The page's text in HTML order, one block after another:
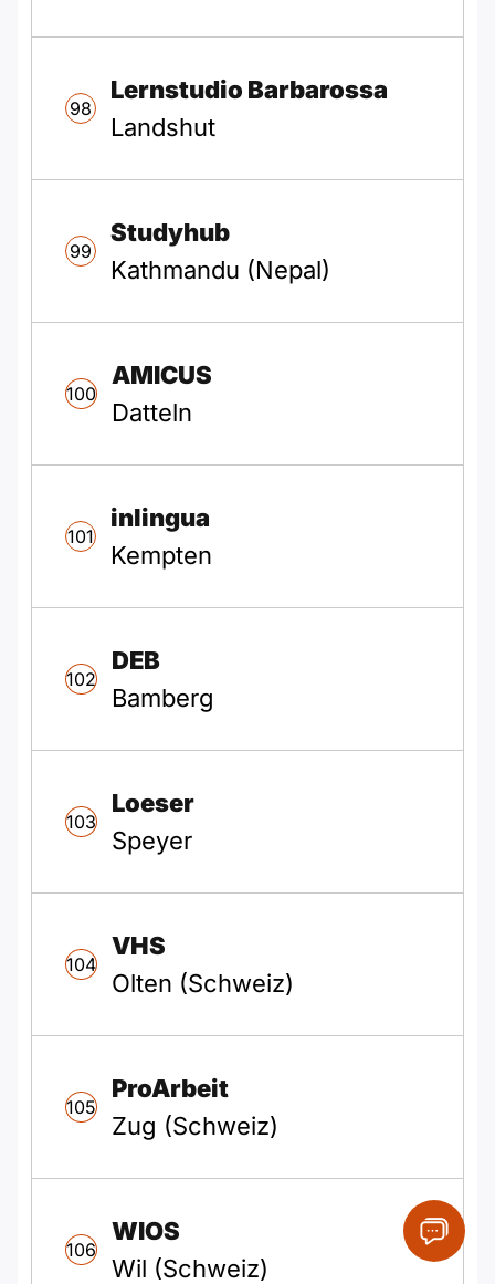
98
Lernstudio Barbarossa
Landshut
99
Studyhub
Kathmandu (Nepal)
100
AMICUS
Datteln
101
inlingua
Kempten
102
DEB
Bamberg
103
Loeser
Speyer
104
VHS
Olten (Schweiz)
105
ProArbeit
Zug (Schweiz)
106
WIOS
Wil (Schweiz)